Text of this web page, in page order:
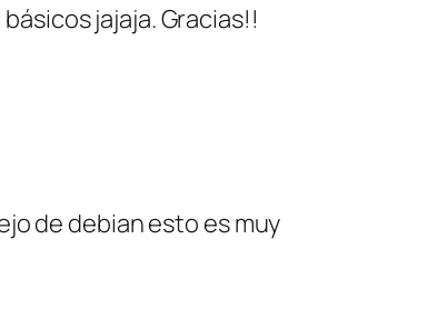
jajaja. Gracias!!
de debian esto es muy